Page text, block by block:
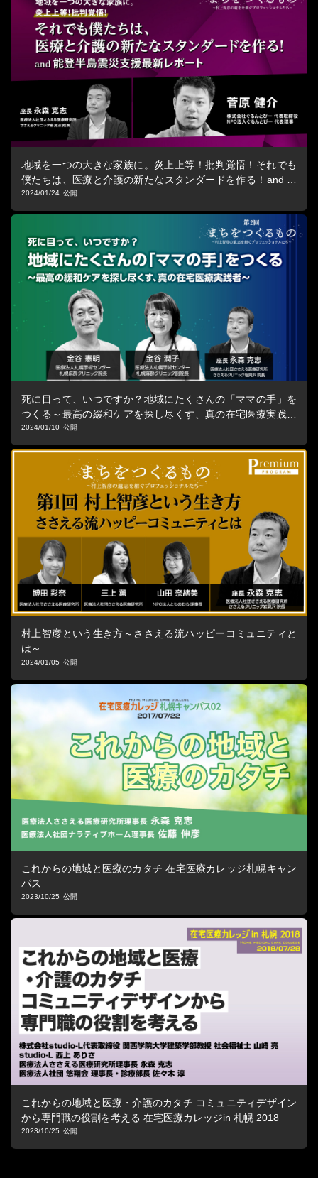
地域を一つの大きな家族に。炎上上等！批判覚悟！それでも
僕たちは、医療と介護の新たなスタンダードを作る！and 能
登半島震災支援最新レポート
2024/01/24
死に目って、いつですか？地域にたくさんの「ママの手」を
つくる～最高の緩和ケアを探し尽くす、真の在宅医療実践者
～
2024/01/10
村上智彦という生き方～ささえる流ハッピーコミュニティと
は～
2024/01/05
これからの地域と医療のカタチ 在宅医療カレッジ札幌キャン
パス
2023/10/25
これからの地域と医療・介護のカタチ コミュニティデザイン
から専門職の役割を考える 在宅医療カレッジin 札幌 2018
2023/10/25